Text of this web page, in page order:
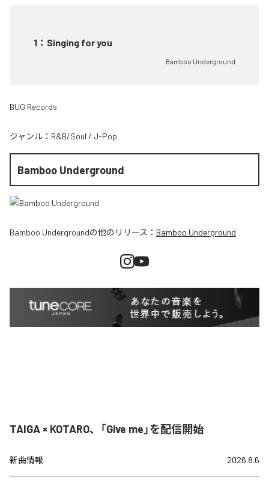
1 ： Singing for you
Bamboo Underground
BUG Records
ジャンル： R&B/Soul / J-Pop
Bamboo Underground
Bamboo Undergroundの他のリリース： Bamboo Underground
TAIGA × KOTARO、「Give me」を配信開始
新曲情報 2026.8.6